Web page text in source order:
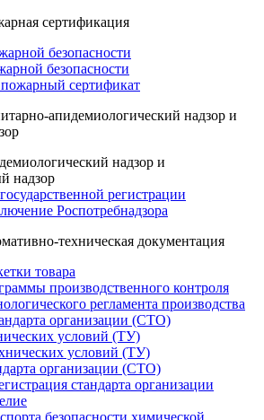
сертификация
безопасности
безопасности
сертификат
апидемиологический надзор и
надзор и
надзор
регистрации
Роспотребнадзора
техническая документация
товара
производственного контроля
регламента производства
организации (СТО)
условий (ТУ)
условий (ТУ)
организации (СТО)
стандарта организации
безопасности химической